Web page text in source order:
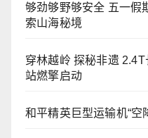
够劲够野够安全 五一假
索山海秘境
穿林越岭 探秘非遗
站燃擎启动
和平精英巨型运输机“空